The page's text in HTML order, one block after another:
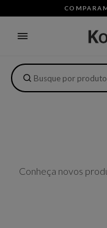
Conheça novos